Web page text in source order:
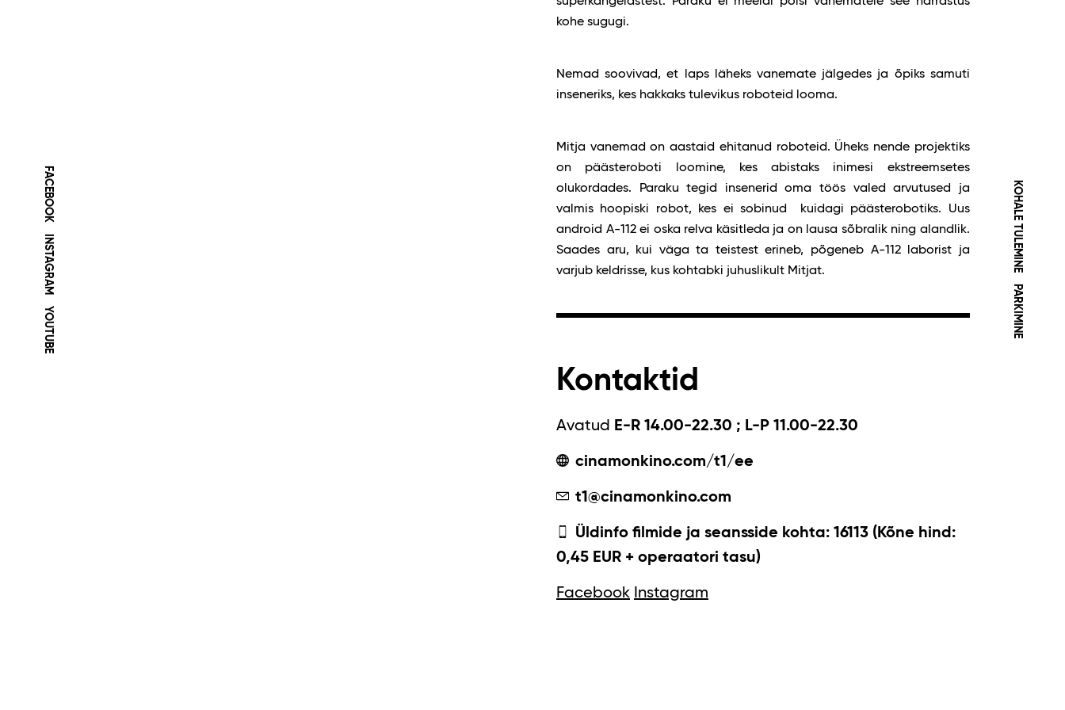
FACEBOOK
INSTAGRAM
YOUTUBE
KOHALE TULEMINE
PARKIMINE
kohe sugugi.
Nemad soovivad, et laps läheks vanemate jälgedes ja õpiks samuti
inseneriks, kes hakkaks tulevikus roboteid looma.
Mitja vanemad on aastaid ehitanud roboteid. Üheks nende projektiks
on päästeroboti loomine, kes abistaks inimesi ekstreemsetes
olukordades. Paraku tegid insenerid oma töös valed arvutused ja
valmis hoopiski robot, kes ei sobinud kuidagi päästerobotiks. Uus
android A-112 ei oska relva käsitleda ja on lausa sõbralik ning alandlik.
Saades aru, kui väga ta teistest erineb, põgeneb A-112 laborist ja
varjub keldrisse, kus kohtabki juhuslikult Mitjat.
Kontaktid
Avatud E-R 14.00-22.30 ; L-P 11.00-22.30
cinamonkino.com/t1/ee
t1@cinamonkino.com
Üldinfo filmide ja seansside kohta: 16113 (Kõne hind:
0,45 EUR + operaatori tasu)
Facebook Instagram